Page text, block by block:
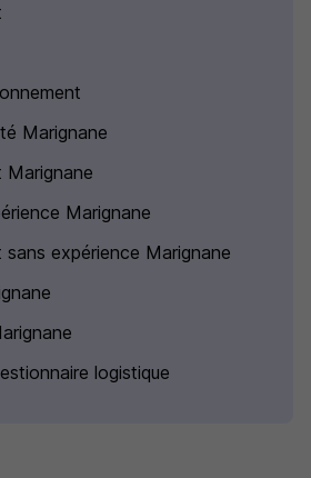
Marignane
Marignane
Marignane
sans expérience Marignane
logistique